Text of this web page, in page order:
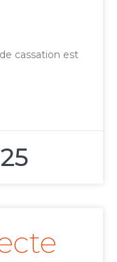
cassation est